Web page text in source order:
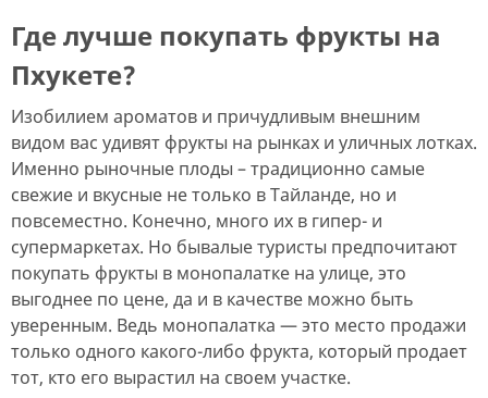
Где лучше покупать фрукты на
Пхукете?
Изобилием ароматов и причудливым внешним
видом вас удивят фрукты на рынках и уличных лотках.
Именно рыночные плоды – традиционно самые
свежие и вкусные не только в Тайланде, но и
повсеместно. Конечно, много их в гипер- и
супермаркетах. Но бывалые туристы предпочитают
покупать фрукты в монопалатке на улице, это
выгоднее по цене, да и в качестве можно быть
уверенным. Ведь монопалатка — это место продажи
только одного какого-либо фрукта, который продает
тот, кто его вырастил на своем участке.